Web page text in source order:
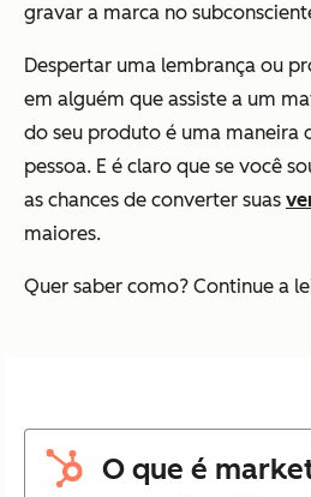
gravar a marca no
Despertar uma lembrança ou
em alguém que assiste a um
do seu produto é uma maneira
pessoa. E é claro que se você
as chances de converter suas
maiores.
Quer saber como? Continue a
O que é